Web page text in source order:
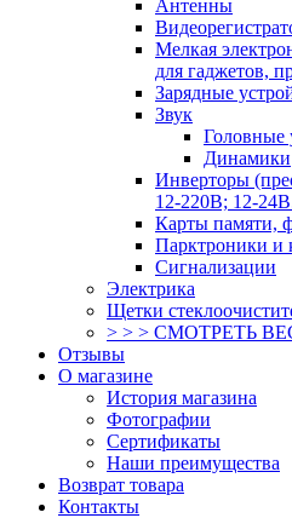
Антенны
Мелкая
для гаджетов,
Зарядные
Звук
Головные
Динамики
Инверторы
12-220В; 12-
Карты памяти,
Парктроники и
Сигнализации
Электрика
Щетки
> > > СМОТРЕТЬ
Отзывы
О магазине
История магазина
Фотографии
Сертификаты
Наши преимущества
Возврат товара
Контакты